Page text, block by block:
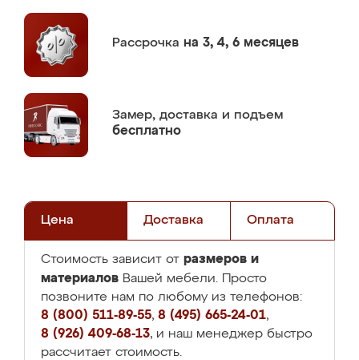
Рассрочка на 3, 4, 6 месяцев
Замер, доставка и подъем
бесплатно
Цена Доставка Оплата
Стоимость зависит от размеров и
материалов Вашей мебели. Просто
позвоните нам по любому из телефонов:
8 (800) 511-89-55, 8 (495) 665-24-01,
8 (926) 409-68-13, и наш менеджер быстро
рассчитает стоимость.